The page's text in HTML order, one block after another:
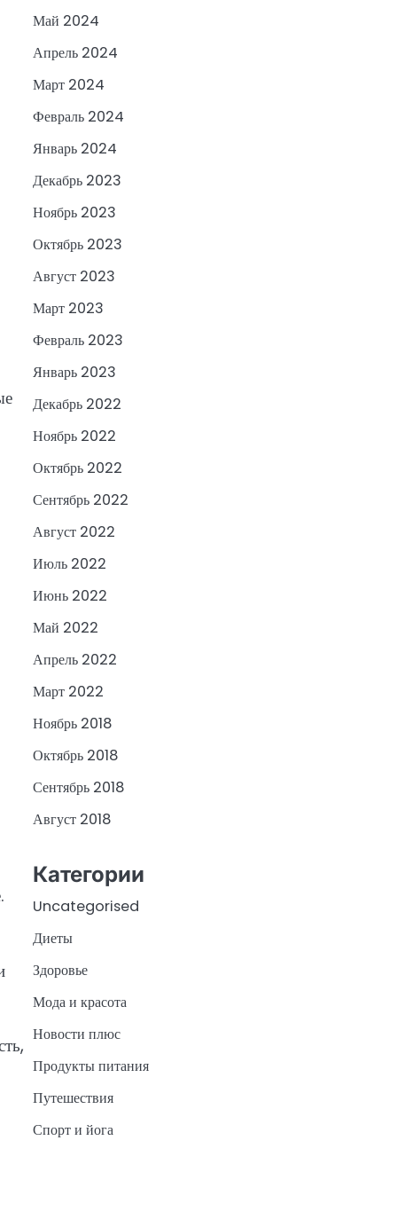
Май 2024
Апрель 2024
Март 2024
Февраль 2024
Январь 2024
Декабрь 2023
Ноябрь 2023
Октябрь 2023
Август 2023
Март 2023
Февраль 2023
Январь 2023
Декабрь 2022
Ноябрь 2022
Октябрь 2022
Сентябрь 2022
Август 2022
Июль 2022
Июнь 2022
Май 2022
Апрель 2022
Март 2022
Ноябрь 2018
Октябрь 2018
Сентябрь 2018
Август 2018
Категории
Uncategorised
Диеты
Здоровье
Мода и красота
Новости плюс
Продукты питания
Путешествия
Спорт и йога